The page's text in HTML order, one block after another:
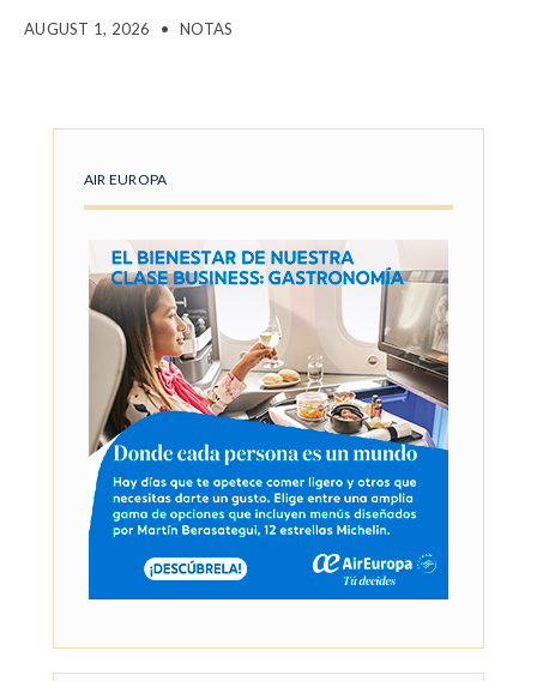
AUGUST 1, 2026 • NOTAS
AIR EUROPA